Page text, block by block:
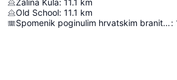
Zalina Kula: 11.1 km
Old School: 11.1 km
Spomenik poginulim hrvatskim braniteljima: